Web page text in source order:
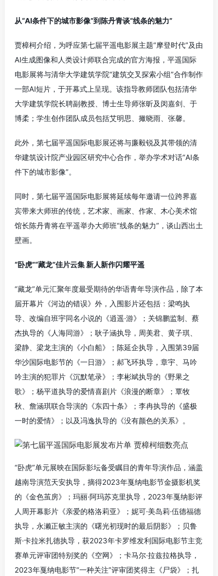
从“AI条件下的城市影像”到陈丹青谈“线条的魅力”
贾樟柯介绍，为呼应第七届平遥电影展主题“摩登时代”及由
AI生成图像和人类设计师联合完成的官方海报，平遥国际
电影展将与清华大学建筑学院“建筑交叉探索小组”合作制作
一部AI短片，于开幕式上呈现。该指导教师团队包括清华
大学建筑学院长聘副教授、博士生导师张昕及闵嘉剑、于
博柔；学生创作团队成员包括艾明思、撖晓雨、张馨。
此外，第七届平遥国际电影展还将与廉毅锐及其带领的清
华建筑设计院产业园区研究中心合作，举办学术对话“AI条
件下的城市影像”。
同时，第七届平遥国际电影展将延续每年邀请一位跨界嘉
宾带来大师班的传统，艺术家、画家、作家、木心美术馆
馆长陈丹青将在平遥举办大师班“线条的魅力”，谈山西出土
壁画。
“卧虎”“藏龙”佳片云集 新人新作闪耀平遥
“藏龙”单元汇聚年度最受期待的华语青年导演作品，除了本
届开幕片《河边的错误》外，入围影片还包括：梁鸣执
导、改编自班宇同名小说的《逍遥·游》；关锦鹏监制、蔡
杰执导的《人海同游》；耿子涵执导，周美君、黄子琪、
梁静、梁龙主演的《小白船》；陈延企执导，入围第39届
华沙国际电影节的《一日游》；郝飞环执导，章宇、马吟
吟主演的犯罪片《沉默笔录》；李彬斌执导的《野果之
歌》；杨平道执导的爱情喜剧片《浪漫的断章》；覃牧
秋、詹涵琪联合导演的《东四十条》；李冉执导的《盛极
一时的爱情》；以及冯逸执导的《没有颜色的关系》。
“卧虎”单元展映在国际影坛备受瞩目的青年导演作品，涵盖
越南导演范天安执导，摘得2023年戛纳电影节金摄影机奖
的《金色茧房》；玛丽·阿玛苏克里执导，2023年戛纳影评
人周开幕影片《亲爱的格洛莉亚》；妮可·美岛莉·伍德福德
执导，永濑正敏主演的《曙光初现时的最后阴影》；贝鲁
斯·卡拉米扎德执导，获2023年卡罗维发利国际电影节主竞
赛单元评审团特别奖的《空网》；卡马尔·拉兹拉格执导，
2023年戛纳电影节“一种关注”评审团奖得主《尸袋》；扎